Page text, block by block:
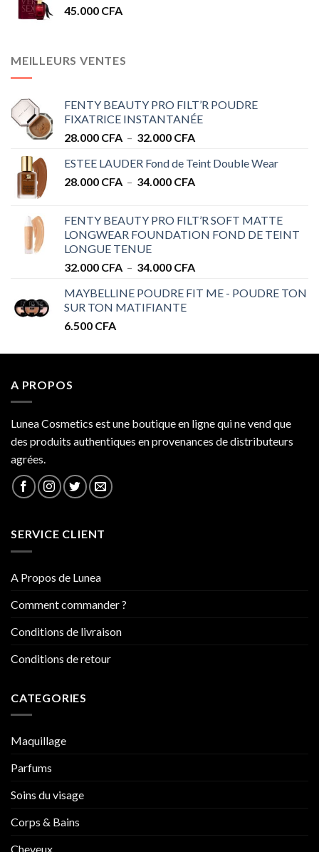
45.000 CFA
MEILLEURS VENTES
FENTY BEAUTY PRO FILT’R POUDRE
FIXATRICE INSTANTANÉE
28.000 CFA – 32.000 CFA
prix :
28.000 CFA
ESTEE LAUDER Fond de Teint Double Wear
28.000 CFA – 34.000 CFA
28.000 CFA
à
FENTY BEAUTY PRO FILT’R SOFT MATTE
LONGWEAR FOUNDATION FOND DE TEINT
LONGUE TENUE
32.000 CFA – 34.000 CFA
prix :
MAYBELLINE POUDRE FIT ME - POUDRE TON
SUR TON MATIFIANTE
6.500 CFA
A PROPOS
Lunea Cosmetics est une boutique en ligne qui ne vend que
des produits authentiques en provenances de distributeurs
agrées.
SERVICE CLIENT
A Propos de Lunea
Comment commander ?
Conditions de livraison
Conditions de retour
CATEGORIES
Maquillage
Parfums
Soins du visage
Corps & Bains
Cheveux